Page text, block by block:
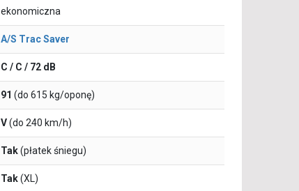
ekonomiczna
A/S Trac Saver
C / C / 72 dB
91 (do 615 kg/oponę)
V(do 240 km/h)
Tak(płatek śniegu)
Tak(XL)